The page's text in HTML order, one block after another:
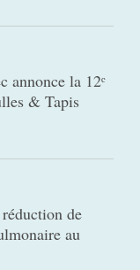
annonce la 12ᵉ
& Tapis
de
au